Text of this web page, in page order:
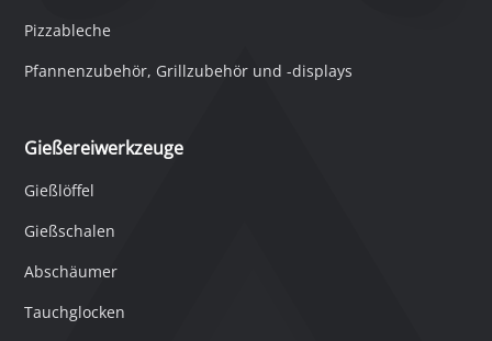
Pizzableche
Pfannenzubehör, Grillzubehör und -displays
Gießereiwerkzeuge
Gießlöffel
Gießschalen
Abschäumer
Tauchglocken